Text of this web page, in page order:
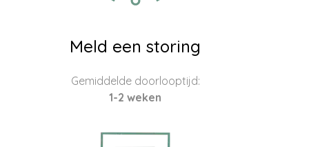
Meld een storing
Gemiddelde doorlooptijd:
1-2 weken